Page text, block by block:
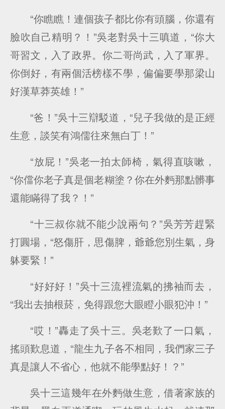
“你瞧瞧！連個孩子都比你有頭腦，你還有
臉吹自己精明？！”吳老對吳十三嗔道，“你大
哥習文，入了政界。你二哥尚武，入了軍界。
你倒好，有兩個活榜樣不學，偏偏要學那梁山
好漢草莽英雄！”
“爸！”吳十三辯駁道，“兒子我做的是正經
生意，談笑有鴻儒往來無白丁！”
“放屁！”吳老一拍太師椅，氣得直咳嗽，
“你儅你老子真是個老糊塗？你在外麪那點髒事
還能瞞得了我？！”
“十三叔你就不能少說兩句？”吳芳芳趕緊
打圓場，“怒傷肝，思傷脾，爺爺您別生氣，身
躰要緊！”
“好好好！”吳十三流裡流氣的拂袖而去，
“我出去抽根菸，免得跟您大眼瞪小眼犯沖！”
“哎！”轟走了吳十三。吳老歎了一口氣，
搖頭歎息道，“龍生九子各不相同，我們家三子
真是讓人不省心，他就不能學點好！？”
吳十三這幾年在外麪做生意，借著家族的